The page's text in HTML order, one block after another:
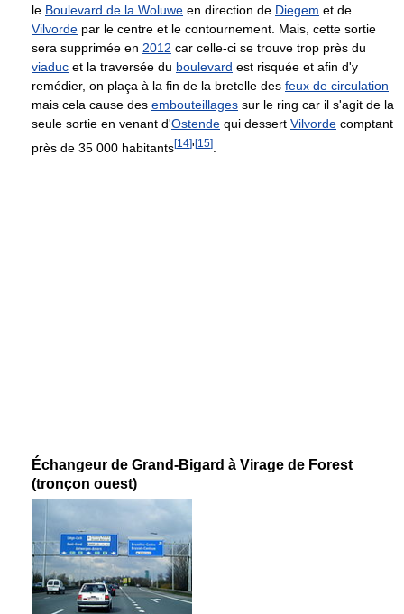
le Boulevard de la Woluwe en direction de Diegem et de
Vilvorde par le centre et le contournement. Mais, cette sortie
sera supprimée en 2012 car celle-ci se trouve trop près du
viaduc et la traversée du boulevard est risquée et afin d'y
remédier, on plaça à la fin de la bretelle des feux de circulation
mais cela cause des embouteillages sur le ring car il s'agit de la
seule sortie en venant d'Ostende qui dessert Vilvorde comptant
près de 35 000 habitants[14]' [15]
Échangeur de Grand-Bigard à Virage de Forest
(tronçon ouest)